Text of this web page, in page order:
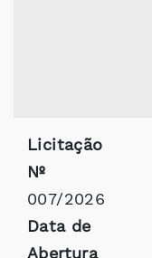
Licitação
Nº
007/2026
Data de
Abertura